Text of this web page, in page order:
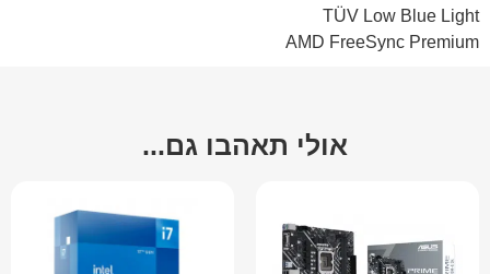
TÜV Low Blue Light
AMD FreeSync Premium
אולי תאהבו גם...